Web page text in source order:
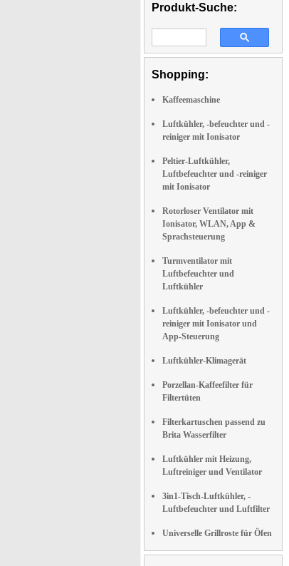
Produkt-Suche:
Shopping:
Kaffeemaschine
Luftkühler, -befeuchter und -
reiniger mit Ionisator
Peltier-Luftkühler,
Luftbefeuchter und -reiniger
mit Ionisator
Rotorloser Ventilator mit
Ionisator, WLAN, App &
Sprachsteuerung
Turmventilator mit
Luftbefeuchter und
Luftkühler
Luftkühler, -befeuchter und -
reiniger mit Ionisator und
App-Steuerung
Luftkühler-Klimagerät
Porzellan-Kaffeefilter für
Filtertüten
Filterkartuschen passend zu
Brita Wasserfilter
Luftkühler mit Heizung,
Luftreiniger und Ventilator
3in1-Tisch-Luftkühler, -
Luftbefeuchter und Luftfilter
Universelle Grillroste für Öfen